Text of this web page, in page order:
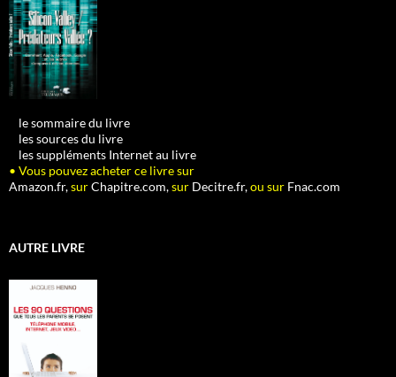
le sommaire du livre
les sources du livre
les suppléments Internet au livre
• Vous pouvez acheter ce livre sur
Amazon.fr,surChapitre.com,sur Decitre.fr,ou sur Fnac.com
AUTRE LIVRE